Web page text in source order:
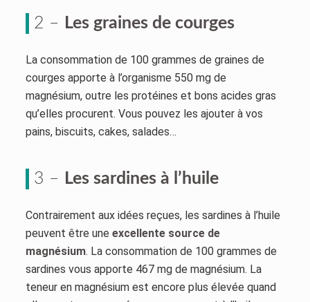
2 – Les graines de courges
La consommation de 100 grammes de graines de
courges apporte à l’organisme 550 mg de
magnésium, outre les protéines et bons acides gras
qu’elles procurent. Vous pouvez les ajouter à vos
pains, biscuits, cakes, salades…
3 – Les sardines à l’huile
Contrairement aux idées reçues, les sardines à l’huile
peuvent être une excellente source de
magnésium. La consommation de 100 grammes de
sardines vous apporte 467 mg de magnésium. La
teneur en magnésium est encore plus élevée quand